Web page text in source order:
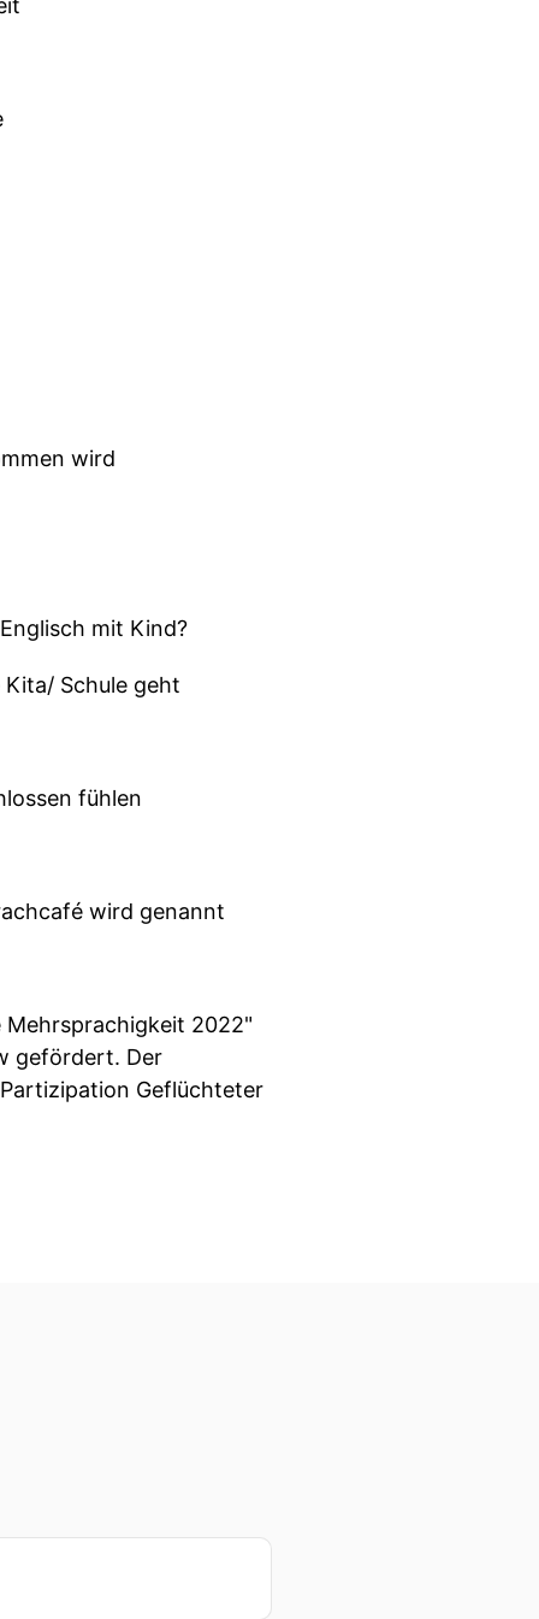
wird
mit Kind?
Schule geht
fühlen
wird genannt
Mehrsprachigkeit 2022"
gefördert. Der
Geflüchteter